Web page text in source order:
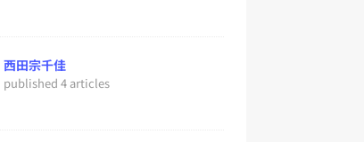
西田宗千佳
published 4 articles